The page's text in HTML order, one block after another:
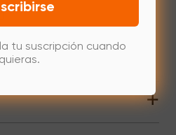
+
tu suscripción cuando
quieras.